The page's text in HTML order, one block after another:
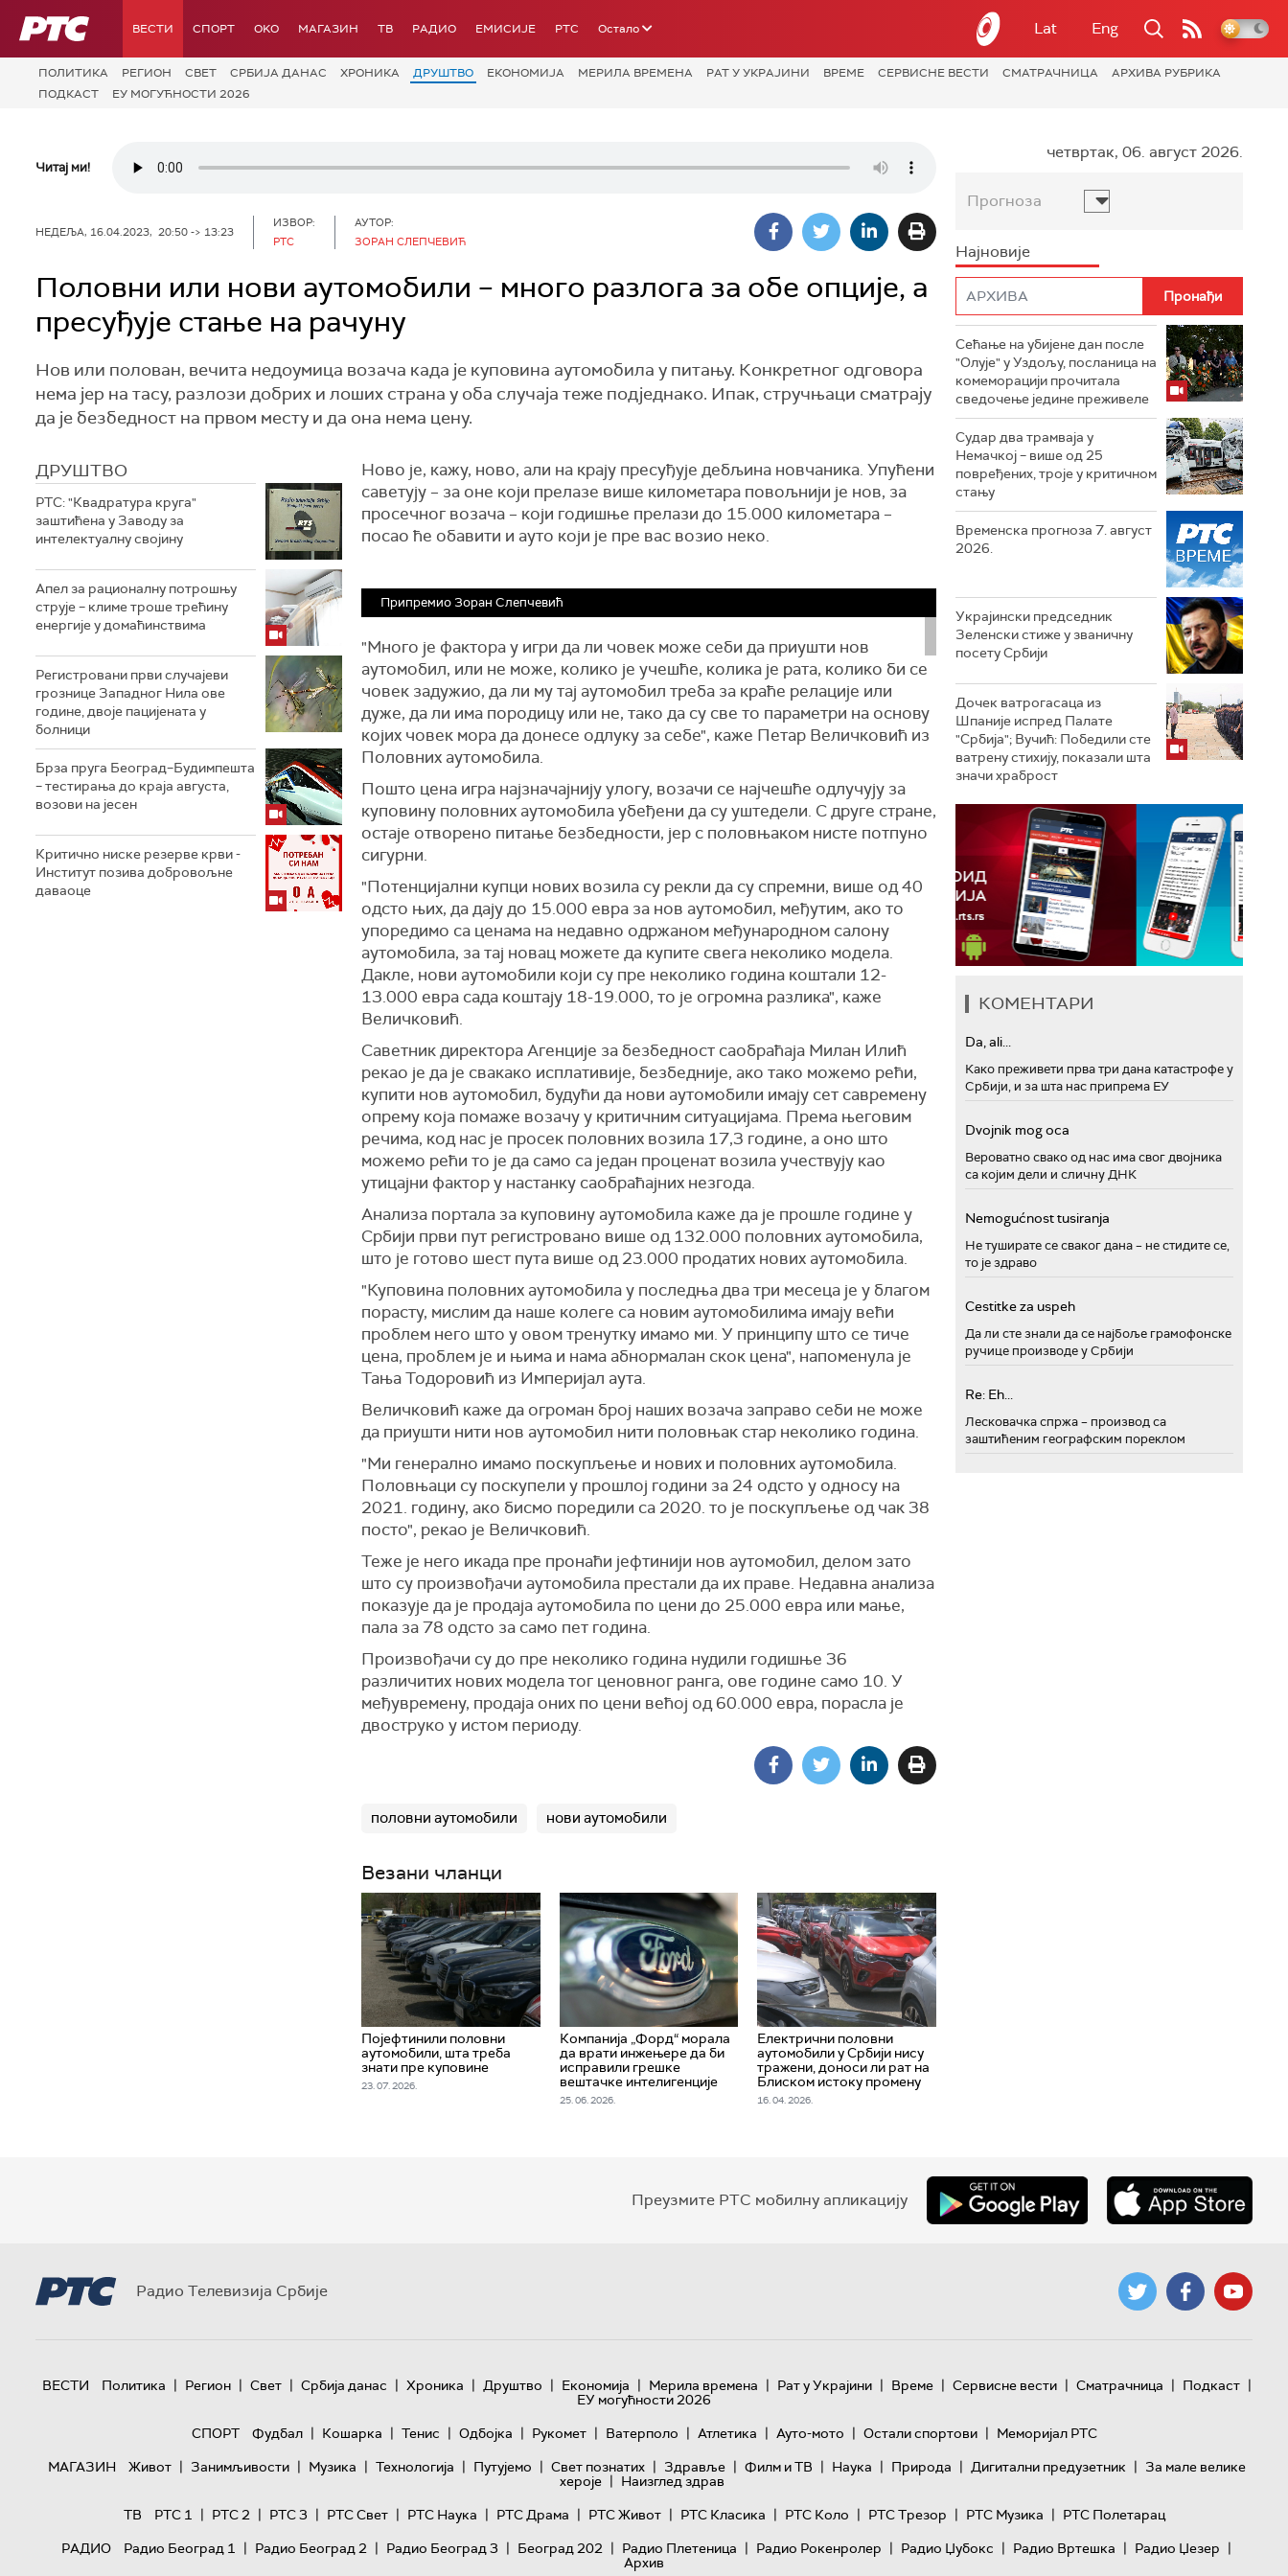
РТС ВЕСТИ СПОРТ OKO МАГАЗИН ТВ РАДИО ЕМИСИЈЕ РТС Остало Lat Eng
ПОЛИТИКА РЕГИОН СВЕТ СРБИЈА ДАНАС ХРОНИКА ДРУШТВО ЕКОНОМИЈА МЕРИЛА ВРЕМЕНА РАТ У УКРАЈИНИ ВРЕМЕ СЕРВИСНЕ ВЕСТИ СМАТРАЧНИЦА
АРХИВА РУБРИКА
ПОДКАСТ
ЕУ МОГУЋНОСТИ 2026
Читај ми!
НЕДЕЉА, 16.04.2023, 20:50 -> 13:23
ИЗВОР:
РТС
АУТОР:
ЗОРАН СЛЕПЧЕВИЋ
Половни или нови аутомобили – много разлога за обе опције, а
пресуђује стање на рачуну
Нов или полован, вечита недоумица возача када је куповина аутомобила у питању. Конкретног одговора
нема јер на тасу, разлози добрих и лоших страна у оба случаја теже подједнако. Ипак, стручњаци сматрају
да је безбедност на првом месту и да она нема цену.
ДРУШТВО
РТС: "Квадратура круга"
заштићена у Заводу за
интелектуалну својину
Апел за рационалну потрошњу
струје – климе троше трећину
енергије у домаћинствима
Регистровани први случајеви
грознице Западног Нила ове
године, двоје пацијената у
болници
Брза пруга Београд–Будимпешта
– тестирања до краја августа,
возови на јесен
Критично ниске резерве крви -
Институт позива добровољне
даваоце
Ново је, кажу, ново, али на крају пресуђује дебљина новчаника. Упућени
саветују – за оне који прелазе више километара повољнији је нов, за
просечног возача – који годишње прелази до 15.000 километара –
посао ће обавити и ауто који је пре вас возио неко.
Припремио Зоран Слепчевић
"Много је фактора у игри да ли човек може себи да приушти нов
аутомобил, или не може, колико је учешће, колика је рата, колико би се
човек задужио, да ли му тај аутомобил треба за краће релације или
дуже, да ли има породицу или не, тако да су све то параметри на основу
којих човек мора да донесе одлуку за себе", каже Петар Величковић из
Половних аутомобила.
Пошто цена игра најзначајнију улогу, возачи се најчешће одлучују за
куповину половних аутомобила убеђени да су уштедели. С друге стране,
остаје отворено питање безбедности, јер с половњаком нисте потпуно
сигурни.
"Потенцијални купци нових возила су рекли да су спремни, више од 40
одсто њих, да дају до 15.000 евра за нов аутомобил, међутим, ако то
упоредимо са ценама на недавно одржаном међународном салону
аутомобила, за тај новац можете да купите свега неколико модела.
Дакле, нови аутомобили који су пре неколико година коштали 12-
13.000 евра сада коштају 18-19.000, то је огромна разлика", каже
Величковић.
Саветник директора Агенције за безбедност саобраћаја Милан Илић
рекао је да је свакако исплативије, безбедније, ако тако можемо рећи,
купити нов аутомобил, будући да нови аутомобили имају сет савремену
опрему која помаже возачу у критичним ситуацијама. Према његовим
речима, код нас је просек половних возила 17,3 године, а оно што
можемо рећи то је да само са један проценат возила учествују као
утицајни фактор у настанку саобраћајних незгода.
Анализа портала за куповину аутомобила каже да је прошле године у
Србији први пут регистровано више од 132.000 половних аутомобила,
што је готово шест пута више од 23.000 продатих нових аутомобила.
"Куповина половних аутомобила у последња два три месеца је у благом
порасту, мислим да наше колеге са новим аутомобилима имају већи
проблем него што у овом тренутку имамо ми. У принципу што се тиче
цена, проблем је и њима и нама абнормалан скок цена", напоменула је
Тања Тодоровић из Империјал аута.
Величковић каже да огроман број наших возача заправо себи не може
да приушти нити нов аутомобил нити половњак стар неколико година.
"Ми генерално имамо поскупљење и нових и половних аутомобила.
Половњаци су поскупели у прошлој години за 24 одсто у односу на
2021. годину, ако бисмо поредили са 2020. то је поскупљење од чак 38
посто", рекао је Величковић.
Теже је него икада пре пронаћи јефтинији нов аутомобил, делом зато
што су произвођачи аутомобила престали да их праве. Недавна анализа
показује да је продаја аутомобила по цени до 25.000 евра или мање,
пала за 78 одсто за само пет година.
Произвођачи су до пре неколико година нудили годишње 36
различитих нових модела тог ценовног ранга, ове године само 10. У
међувремену, продаја оних по цени већој од 60.000 евра, порасла је
двоструко у истом периоду.
половни аутомобили нови аутомобили
Везани чланци
Појефтинили половни
аутомобили, шта треба
знати пре куповине
23. 07. 2026.
Компанија „Форд“ морала
да врати инжењере да би
исправили грешке
вештачке интелигенције
25. 06. 2026.
Електрични половни
аутомобили у Србији нису
тражени, доноси ли рат на
Блиском истоку промену
16. 04. 2026.
четвртак, 06. август 2026.
Прогноза
Најновије
Сећање на убијене дан после
"Олује" у Уздољу, посланица на
комеморацији прочитала
сведочење једине преживеле
Судар два трамваја у
Немачкој – више од 25
повређених, троје у критичном
стању
Временска прогноза 7. август
2026.
Украјински председник
Зеленски стиже у званичну
посету Србији
Дочек ватрогасаца из
Шпаније испред Палате
"Србија"; Вучић: Победили сте
ватрену стихију, показали шта
значи храброст
КОМЕНТАРИ
Da, ali...
Како преживети прва три дана катастрофе у
Србији, и за шта нас припрема ЕУ
Dvojnik mog oca
Вероватно свако од нас има свог двојника
са којим дели и сличну ДНК
Nemogućnost tusiranja
Не туширате се сваког дана – не стидите се,
то је здраво
Cestitke za uspeh
Да ли сте знали да се најбоље грамофонске
ручице производе у Србији
Re: Eh...
Лесковачка спржа – производ са
заштићеним географским пореклом
Преузмите РТС мобилну апликацију
Радио Телевизија Србије
ВЕСТИ Политика | Регион | Свет | Србија данас | Хроника | Друштво | Економија | Мерила времена | Рат у Украјини | Време | Сервисне вести | Сматрачница | Подкаст |
ЕУ могућности 2026
СПОРТ
Фудбал | Кошарка | Тенис | Одбојка | Рукомет | Ватерполо | Атлетика | Ауто-мото | Остали спортови | Меморијал РТС
МАГАЗИН
Живот | Занимљивости | Музика | Технологијa | Путујемо | Свет познатих | Здравље | Филм и ТВ | Наука | Природа | Дигитални предузетник | За мале велике
хероје | Наизглед здрав
ТВ
РТС 1 | РТС 2 | РТС 3 | РТС Свет | РТС Наука | РТС Драма | РТС Живот | РТС Класика | РТС Коло | РТС Трезор | РТС Музика | РТС Полетарац
РАДИО
Радио Београд 1 | Радио Београд 2 | Радио Београд 3 | Београд 202 | Радио Плетеница | Радио Рокенролер | Радио Џубокс | Радио Вртешка | Радио Џезер |
Архив